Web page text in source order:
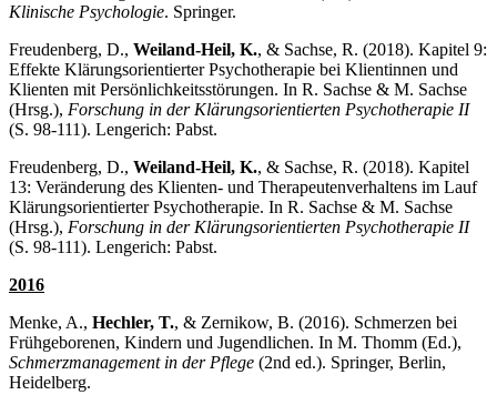
Klinische Psychologie. Springer.
Freudenberg, D., Weiland-Heil, K., & Sachse, R. (2018). Kapitel 9:
Effekte Klärungsorientierter Psychotherapie bei Klientinnen und
Klienten mit Persönlichkeitsstörungen. In R. Sachse & M. Sachse
(Hrsg.), Forschung in der Klärungsorientierten Psychotherapie II
(S. 98-111). Lengerich: Pabst.
Freudenberg, D., Weiland-Heil, K., & Sachse, R. (2018). Kapitel
13: Veränderung des Klienten- und Therapeutenverhaltens im Lauf
Klärungsorientierter Psychotherapie. In R. Sachse & M. Sachse
(Hrsg.), Forschung in der Klärungsorientierten Psychotherapie II
(S. 98-111). Lengerich: Pabst.
2016
Menke, A., Hechler, T., & Zernikow, B. (2016). Schmerzen bei
Frühgeborenen, Kindern und Jugendlichen. In M. Thomm (Ed.),
Schmerzmanagement in der Pflege (2nd ed.). Springer, Berlin,
Heidelberg.